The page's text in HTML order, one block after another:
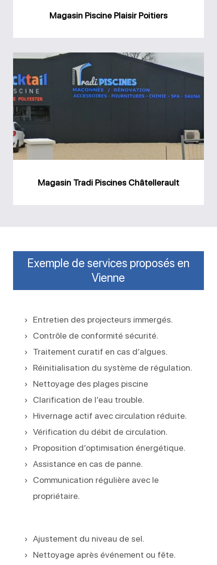
Magasin Piscine Plaisir Poitiers
Magasin
Tradi
Piscines
Magasin Tradi Piscines Châtellerault
Exemple de services proposés en
Vienne
Entretien des projecteurs immergés.
Contrôle de conformité sécurité.
Traitement curatif en cas d’algues.
Réinitialisation du système de régulation.
Nettoyage des plages piscine
Clarification de l’eau trouble.
Hivernage actif avec circulation réduite.
Vérification du débit de circulation.
Proposition d’optimisation énergétique.
Assistance en cas de panne.
Communication régulière avec le
propriétaire.
Ajustement du niveau de sel.
Nettoyage après événement ou fête.